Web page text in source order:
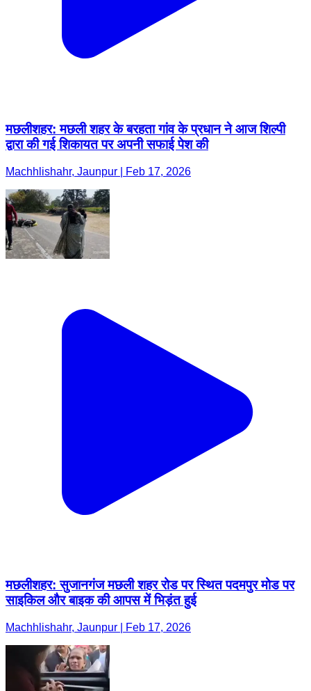
मछलीशहर: मछली शहर के बरहता गांव के प्रधान ने आज शिल्पी
द्वारा की गई शिकायत पर अपनी सफाई पेश की
Machhlishahr, Jaunpur | Feb 17, 2026
मछलीशहर: सुजानगंज मछली शहर रोड पर स्थित पदमपुर मोड पर
साइकिल और बाइक की आपस में भिड़ंत हुई
Machhlishahr, Jaunpur | Feb 17, 2026